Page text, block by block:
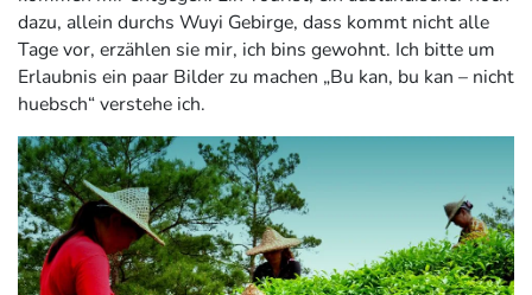
dazu, allein durchs Wuyi Gebirge, dass kommt nicht alle
Tage vor, erzählen sie mir, ich bins gewohnt. Ich bitte um
Erlaubnis ein paar Bilder zu machen „Bu kan, bu kan – nicht
huebsch“ verstehe ich.